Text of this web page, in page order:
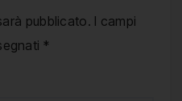
pubblicato. I campi
*